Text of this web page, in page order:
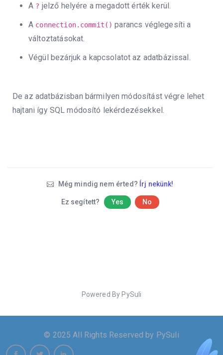
A ? jelző helyére a megadott érték kerül.
A connection.commit() parancs véglegesíti a
változtatásokat.
Végül bezárjuk a kapcsolatot az adatbázissal.
De az adatbázisban bármilyen módosítást végre lehet
hajtani így SQL módosító lekérdezésekkel.
Még mindig nem érted? Írj nekünk!
Ez segített? Yes No
Powered By PySuli
© 2025 All Rights Reserved by PySuli